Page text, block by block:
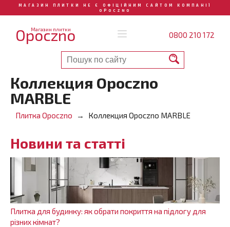
МАГАЗИН ПЛИТКИ НЕ Є ОФІЦІЙНИМ САЙТОМ КОМПАНІЇ
OPOCZNO
Магазин плитки
Opoczno 0800 210 172
Коллекция Opoczno
MARBLE
Плитка Opoczno Коллекция Opoczno MARBLE
Новини та статті
Плитка для будинку: як обрати покриття на підлогу для
різних кімнат?